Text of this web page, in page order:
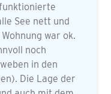
See nett und
war ok.
noch
in den
Die Lage der